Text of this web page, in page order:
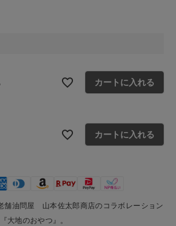
カートに入れる
カートに入れる
油問屋 山本佐太郎商店のコラボレーション
大地のおやつ』。